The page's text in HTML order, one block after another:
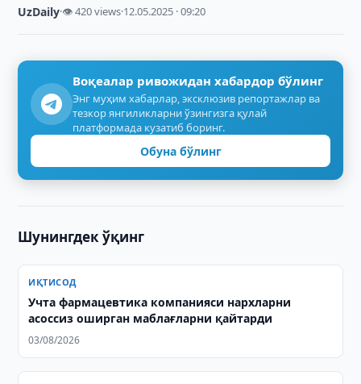
UzDaily·👁 420 views·12.05.2025 · 09:20
Воқеалар ривожидан хабардор бўлинг
Энг муҳим хабарлар, эксклюзив репортажлар ва
тезкор янгиликларни ўзингизга қулай
платформада кузатиб боринг.
Обуна бўлинг
Шунингдек ўқинг
ИҚТИСОД
Учта фармацевтика компанияси нархларни
асоссиз оширган маблағларни қайтарди
03/08/2026